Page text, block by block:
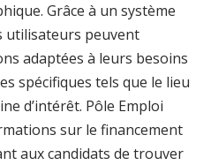
Grâce à un système
utilisateurs peuvent
adaptées à leurs besoins
spécifiques tels que le lieu
d’intérêt. Pôle Emploi
sur le financement
aux candidats de trouver